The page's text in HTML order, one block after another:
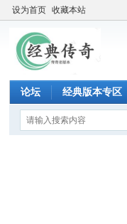
设为首页 收藏本站
论坛 经典版本专区